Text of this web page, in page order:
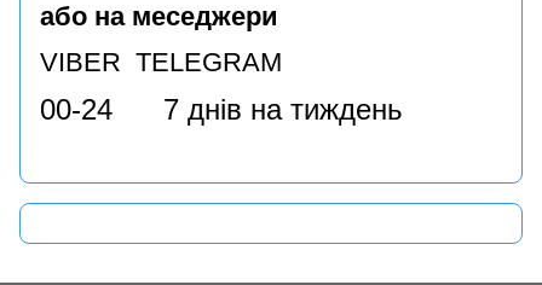
або на меседжери
VIBER TELEGRAM
00-24 7 днів на тиждень